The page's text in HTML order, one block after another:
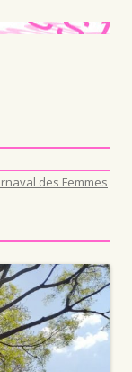
principal
des Femmes